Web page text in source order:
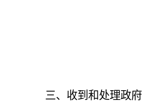
三、收到和处理政